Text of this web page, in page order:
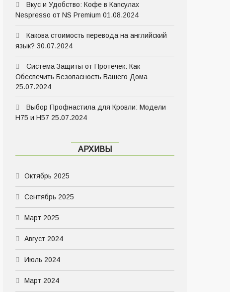
Вкус и Удобство: Кофе в Капсулах
Nespresso от NS Premium 01.08.2024
Какова стоимость перевода на английский
язык? 30.07.2024
Система Защиты от Протечек: Как
Обеспечить Безопасность Вашего Дома
25.07.2024
Выбор Профнастила для Кровли: Модели
Н75 и Н57 25.07.2024
АРХИВЫ
Октябрь 2025
Сентябрь 2025
Март 2025
Август 2024
Июль 2024
Март 2024